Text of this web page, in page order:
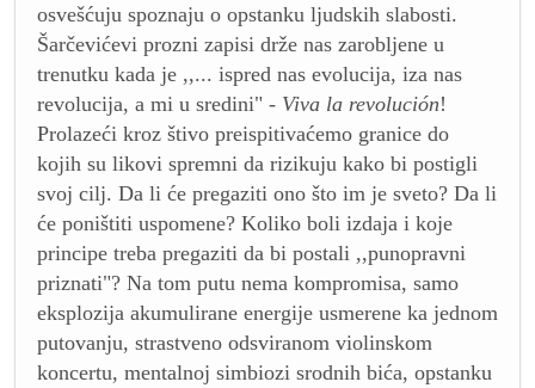
osvešćuju spoznaju o opstanku ljudskih slabosti.
Šarčevićevi prozni zapisi drže nas zarobljene u
trenutku kada je ,,... ispred nas evolucija, iza nas
revolucija, a mi u sredini" - Viva la revolución!
Prolazeći kroz štivo preispitivaćemo granice do
kojih su likovi spremni da rizikuju kako bi postigli
svoj cilj. Da li će pregaziti ono što im je sveto? Da li
će poništiti uspomene? Koliko boli izdaja i koje
principe treba pregaziti da bi postali ,,punopravni
priznati"? Na tom putu nema kompromisa, samo
eksplozija akumulirane energije usmerene ka jednom
putovanju, strastveno odsviranom violinskom
koncertu, mentalnoj simbiozi srodnih bića, opstanku